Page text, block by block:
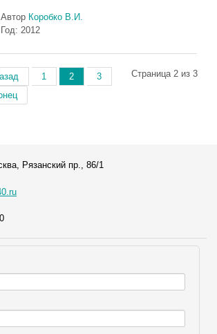
Автор Коробко В.И.
Год: 2012
Страница 2 из 3
1 2
3
Рязанский пр., 86/1